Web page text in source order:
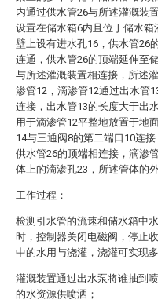
内通过供水管26与所述灌溉装
设置在储水箱6内且位于储水箱
壁上设有进水孔16，供水管26
连通，供水管26的顶端延伸至
与所述灌溉装置相连接，所述
渗管12，滴渗管12通过出水管
连接，出水管13的长度大于出
用于滴渗管12平整地放置于地
14与三通阀8的第二端口10连
供水管26的顶端相连接，滴渗
体上的滴渗孔23，所述管体的
工作过程：
检测引水管的流速和储水箱中
时，控制器关闭电磁阀，停止
中的水用与浇灌，浇灌可实现
灌溉装置通过出水泵将谁抽到
的水资源供喷洒；